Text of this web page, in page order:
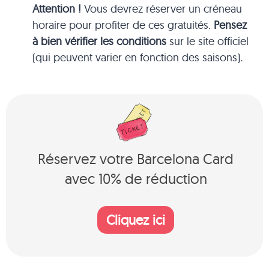
Attention ! Vous devrez réserver un créneau
horaire pour profiter de ces gratuités. Pensez
à bien vérifier les conditionssur le site officiel
(qui peuvent varier en fonction des saisons).
Réservez votre Barcelona Card
avec 10% de réduction
Cliquez ici